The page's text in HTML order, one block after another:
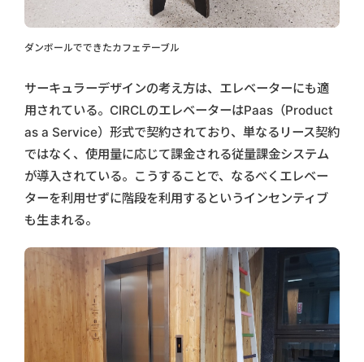
ダンボールでできたカフェテーブル
サーキュラーデザインの考え方は、エレベーターにも適
用されている。CIRCLのエレベーターはPaas（Product
as a Service）形式で契約されており、単なるリース契約
ではなく、使用量に応じて課金される従量課金システム
が導入されている。こうすることで、なるべくエレベー
ターを利用せずに階段を利用するというインセンティブ
も生まれる。